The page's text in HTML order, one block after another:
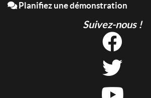
Planifiez une démonstration
Suivez-nous !